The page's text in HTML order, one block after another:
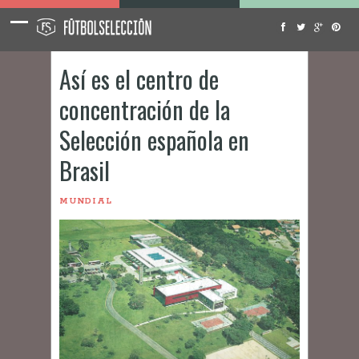
Así es el centro de
concentración de la
Selección española en
Brasil
MUNDIAL